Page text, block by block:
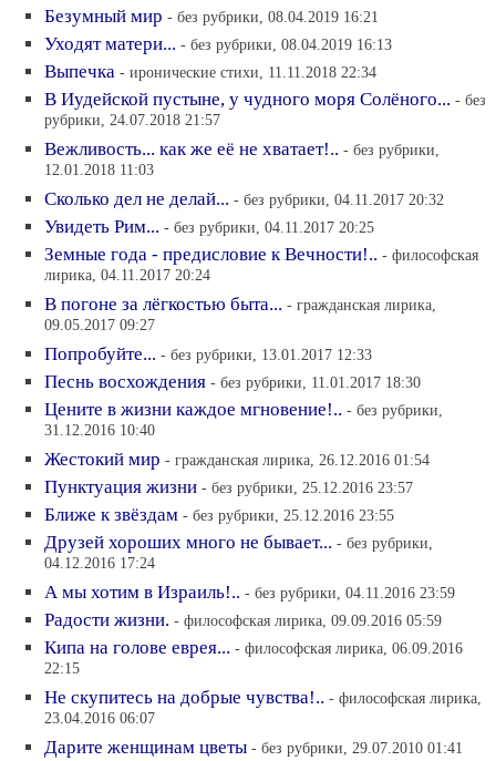
Безумный мир - без рубрики, 08.04.2019 16:21
Уходят матери... - без рубрики, 08.04.2019 16:13
Выпечка - иронические стихи, 11.11.2018 22:34
В Иудейской пустыне, у чудного моря Солёного... - без
рубрики, 24.07.2018 21:57
Вежливость... как же её не хватает!.. - без рубрики,
12.01.2018 11:03
Сколько дел не делай... - без рубрики, 04.11.2017 20:32
Увидеть Рим... - без рубрики, 04.11.2017 20:25
Земные года - предисловие к Вечности!.. - философская
лирика, 04.11.2017 20:24
В погоне за лёгкостью быта... - гражданская лирика,
09.05.2017 09:27
Попробуйте... - без рубрики, 13.01.2017 12:33
Песнь восхождения - без рубрики, 11.01.2017 18:30
Цените в жизни каждое мгновение!.. - без рубрики,
31.12.2016 10:40
Жестокий мир - гражданская лирика, 26.12.2016 01:54
Пунктуация жизни - без рубрики, 25.12.2016 23:57
Ближе к звёздам - без рубрики, 25.12.2016 23:55
Друзей хороших много не бывает... - без рубрики,
04.12.2016 17:24
А мы хотим в Израиль!.. - без рубрики, 04.11.2016 23:59
Радости жизни. - философская лирика, 09.09.2016 05:59
Кипа на голове еврея... - философская лирика, 06.09.2016
22:15
Не скупитесь на добрые чувства!.. - философская лирика,
23.04.2016 06:07
Дарите женщинам цветы - без рубрики, 29.07.2010 01:41